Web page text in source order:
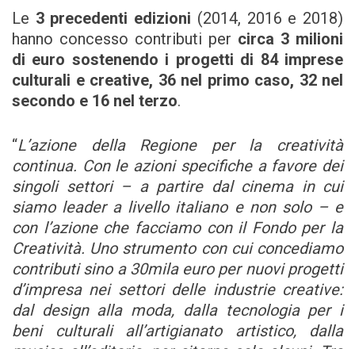
Le 3 precedenti edizioni (2014, 2016 e 2018)
hanno concesso contributi per circa 3 milioni
di euro sostenendo i progetti di 84 imprese
culturali e creative, 36 nel primo caso, 32 nel
secondo e 16 nel terzo.
“L’azione della Regione per la creatività
continua. Con le azioni specifiche a favore dei
singoli settori – a partire dal cinema in cui
siamo leader a livello italiano e non solo – e
con l’azione che facciamo con il Fondo per la
Creatività. Uno strumento con cui concediamo
contributi sino a 30mila euro per nuovi progetti
d’impresa nei settori delle industrie creative:
dal design alla moda, dalla tecnologia per i
beni culturali all’artigianato artistico, dalla